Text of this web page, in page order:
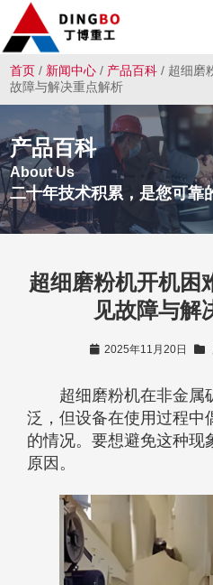
首页 / 新闻中心 / 产品百科 / 超细磨
故障与解决重点解析
产品百科
About Us
二十年技术积累，是您可靠
超细磨粉机开机困
见故障与解
2025年11月20日
超细磨粉机在非金属
泛，但设备在使用过程中
的情况。要想避免这种现
原因。